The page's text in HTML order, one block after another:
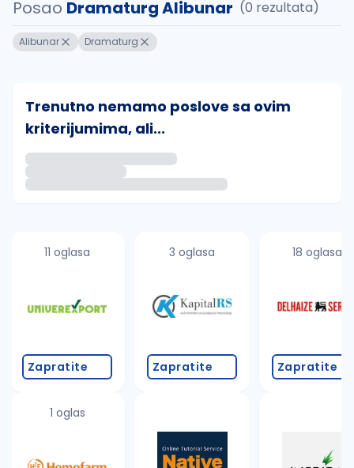
Posao Dramaturg Alibunar (0 rezultata)
Alibunar Dramaturg
Trenutno nemamo poslove sa ovim
kriterijumima, ali...
proverite pravopisne greške (koristite č, ć, š, đ,
promenite odabrane filtere pretrage
11 oglasa
Zapratite
1 oglas
3 oglasa
Zapratite
18 oglasa
Zapratite